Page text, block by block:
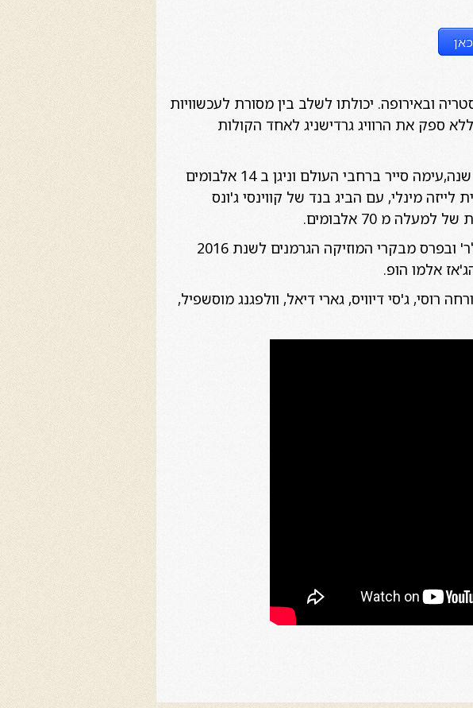
ובאירופה. יכולתו לשלב בין מסורת לעכשוויות
ספק את הרוויג גרדישניג לאחד הקולות
הרוויג היה חבר קבוע ב Vienna Art Orchestra היוקרתית במשך 14 שנה,עימה סייר ברחבי העולם וניגן ב 14 אלבומים
מינלי, עם הביג בנד של קווינסי ג'ונס
אלמו הופ.
רוסי, ג'סי דיוויס, גארי דיאל, וולפגנג מוסשפיל,